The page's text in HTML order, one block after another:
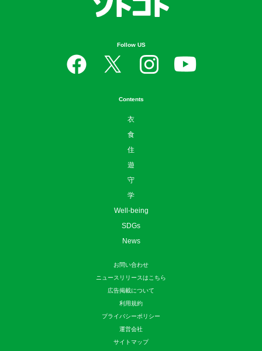
Follow US
Contents
衣
食
住
遊
守
学
Well-being
SDGs
News
お問い合わせ
ニュースリリースはこちら
広告掲載について
利用規約
プライバシーポリシー
運営会社
サイトマップ